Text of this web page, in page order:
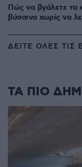
Πώς να βγάλετε τα
βύσσινα χωρίς να
ΔΕΙΤΕ ΟΛΕΣ ΤΙΣ
ΤΑ ΠΙΟ